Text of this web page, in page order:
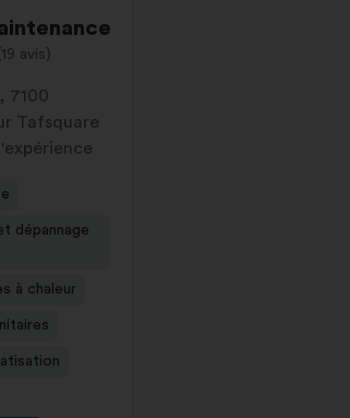
(19 avis)
7100
Tafsquare
dépannage
à chaleur